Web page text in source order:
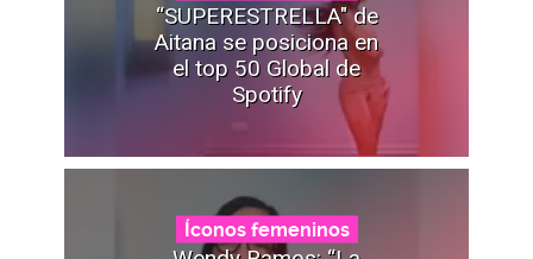
“SUPERESTRELLA" de
Aitana se posiciona en
el top 50 Global de
Spotify
Íconos femeninos